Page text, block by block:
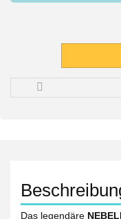
Das legendäre